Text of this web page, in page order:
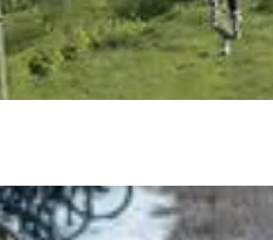
werden. Dazu bedarf es